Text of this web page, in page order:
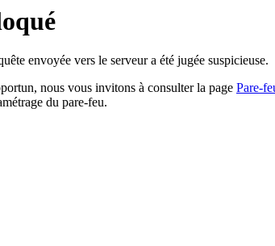
envoyée vers le serveur a été jugée suspicieuse.
nous vous invitons à consulter la page Pare-
du pare-feu.